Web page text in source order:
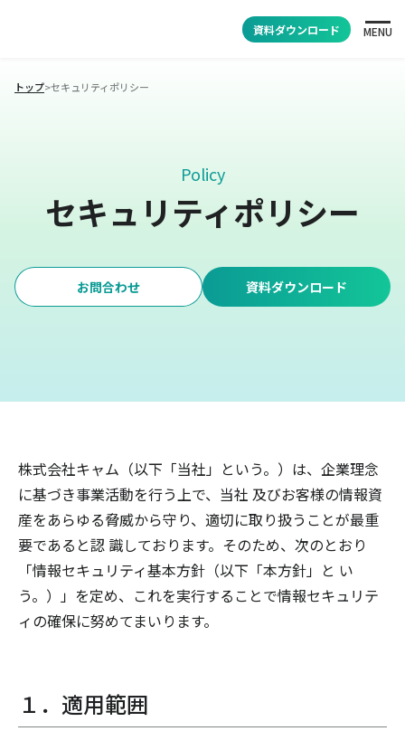
資料ダウンロード MENU
トップ>セキュリティポリシー
Policy
セキュリティポリシー
お問合わせ 資料ダウンロード
株式会社キャム（以下「当社」という。）は、企業理念
に基づき事業活動を行う上で、当社 及びお客様の情報資
産をあらゆる脅威から守り、適切に取り扱うことが最重
要であると認 識しております。そのため、次のとおり
「情報セキュリティ基本方針（以下「本方針」と い
う。）」を定め、これを実行することで情報セキュリテ
ィの確保に努めてまいります。
１．適用範囲